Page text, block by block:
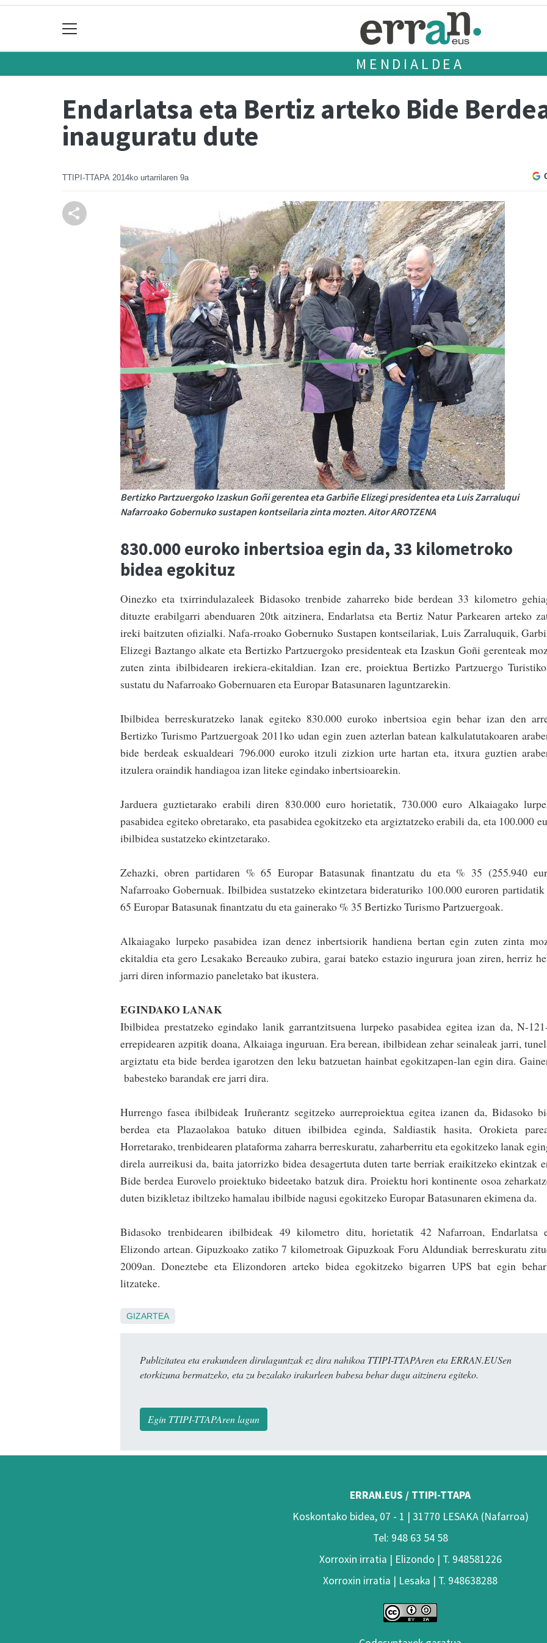
MENDIALDEA
Endarlatsa eta Bertiz arteko Bide
inauguratu dute
TTIPI-TTAPA 2014ko urtarrilaren 9a
Bertizko Partzuergoko Izaskun Goñi gerentea eta Garbiñe Elizegi presidentea eta Luis Zarraluqui
Nafarroako Gobernuko sustapen kontseilaria zinta mozten. Aitor AROTZENA
830.000 euroko inbertsioa egin da, 33 kilometroko
bidea egokituz
Oinezko eta txirrindulazaleek Bidasoko trenbide zaharreko bide berdean 33 kilome­tro
dituzte erabilgarri abenduaren 20tk aitzinera, Endarlatsa eta Bertiz Natur Parkearen arteko
ireki bai­tzuten ofizialki. Nafa-rroako Gobernuko Sustapen kontseilariak, Luis Zarraluquik,
Elizegi Baztango alkate eta Bertizko Partzuergoko presidenteak eta Izaskun Goñi gerenteak
zuten zinta ibilbidearen irekiera-ekitaldian. Izan ere, proiektua Bertizko Partzuergo
sustatu du Nafarroako Gobernuaren eta Europar Batasunaren laguntzarekin.
Ibilbidea berreskuratzeko lanak egiteko 830.000 euroko inber­tsioa egin behar izan den
Bertizko Turismo Partzuergoak 2011ko udan egin zuen azterlan batean kalkulatutakoaren
bide berdeak eskualdeari 796.000 euroko itzu­li zizkion urte hartan eta, itxura guztien
itzulera oraindik handiagoa izan liteke egindako inbertsioarekin.
Jarduera guztietarako erabili diren 830.000 euro horietatik, 730.000 euro Alkaiagako
pasabidea egiteko obretarako, eta pasabidea egokitzeko eta argiztatzeko erabili da, eta 100.000
ibilbidea sustatzeko ekintzetarako.
Zehazki, obren partidaren % 65 Europar Batasunak finantzatu du eta % 35 (255.940
Nafarroako Gobernuak. Ibilbidea susta­tzeko ekintzetara bideraturiko 100.000 euroren
65 Europar Batasunak finan­tzatu du eta gainerako % 35 Bertizko Turismo Partzuergoak.
Alkaiagako lurpeko pasabidea izan denez inbertsiorik handiena bertan egin zuten zinta
ekitaldia eta gero Lesakako Bereauko zubira, garai bateko estazio ingurura joan ziren, herriz
jarri diren informazio paneletako bat ikustera.
EGINDAKO LANAK
Ibilbidea prestatzeko egindako lanik ga­rrantzitsuena lurpeko pasabidea egitea izan da, N-
errepidearen azpitik doana, Alkaiaga inguruan. Era berean, ibilbidean zehar seinaleak jarri,
argiztatu eta bide berdea igarotzen den leku batzuetan hainbat egokitzapen-lan egin dira.
ba­bes­teko barandak ere jarri dira.
Hurrengo fasea ibilbideak Iruñerantz segi­tzeko aurreproiektua egitea izanen da, Bidasoko
berdea eta Plazaolakoa batuko dituen ibilbidea eginda, Saldiastik hasita, Orokieta
Horretarako, trenbidearen plataforma zaharra berreskuratu, zaharberritu eta egokitzeko lanak
direla aurreikusi da, baita jatorrizko bidea desa­gertuta duten tarte be­rriak eraikitzeko ekin­tzak
Bide berdea Eurovelo proiektuko bideetako batzuk dira. Proiek­tu hori kontinente osoa
duten bizikletaz ibiltzeko hamalau ibilbide nagusi egokitzeko Europar Batasunaren ekimena da.
Bidasoko trenbidearen ibilbideak 49 kilometro ditu, horietatik 42 Nafarroan, Endarlatsa
Elizondo artean. Gipuzkoako zatiko 7 kilometroak Gipuzkoak Foru Aldundiak berreskuratu
2009an. Doneztebe eta Elizondoren arteko bidea egokitzeko bigarren UPS bat egin
litzateke.
GIZARTEA
Publizitatea eta erakundeen dirulaguntzak ez dira nahikoa TTIPI-TTAPAren eta ERRAN.EUSen
etorkizuna bermatzeko, eta zu bezalako irakurleen babesa behar dugu aitzinera egiteko.
Egin TTIPI-TTAPAren lagun
ERRAN.EUS / TTIPI-TTAPA
Koskontako bidea, 07 - 1 | 31770 LESAKA (Nafarroa)
Tel: 948 63 54 58
Xorroxin irratia | Elizondo | T. 948581226
Xorroxin irratia | Lesaka | T. 948638288